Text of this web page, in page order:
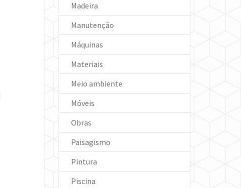
Madeira
Manutenção
Máquinas
Materiais
Meio ambiente
Móveis
Obras
Paisagismo
Pintura
Piscina